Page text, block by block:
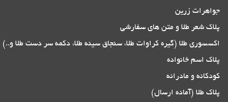
جواهرات زرین
پلاک شعر طلا و متن های سفارشی
اکسسوری طلا (گیره کراوات طلا، سنجاق سینه طلا، دکمه سر دست طلا و..)
پلاک اسم خانواده
کودکانه و مادرانه
پلاک طلا (آماده ارسال)